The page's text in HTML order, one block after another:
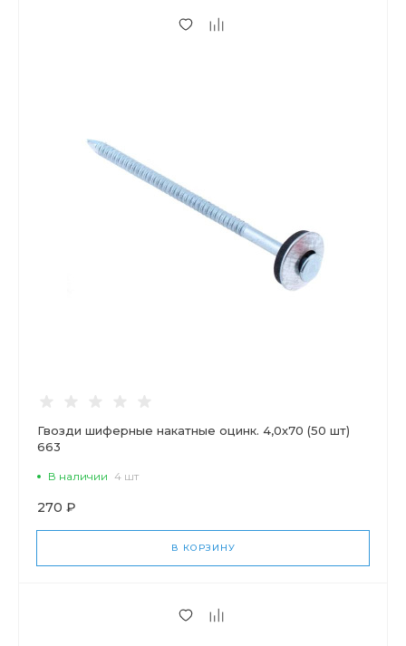
Гвозди шиферные накатные оцинк. 4,0х70 (50 шт)
663
В наличии 4 шт
270 ₽
В КОРЗИНУ